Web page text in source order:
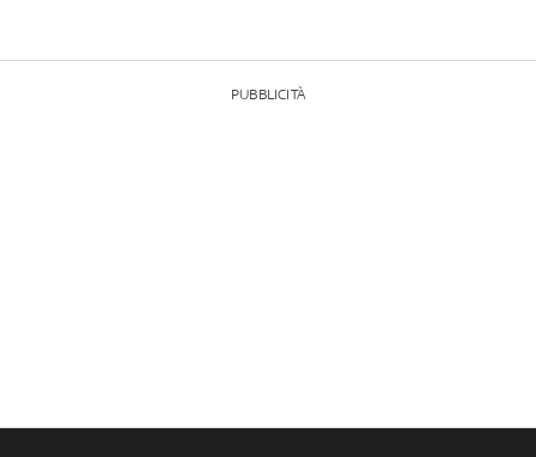
PUBBLICITÀ